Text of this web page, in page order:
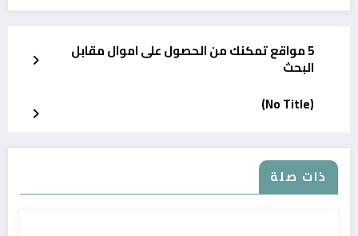
5 مواقع تمكنك من الحصول على اموال مقابل
البحث
(No Title)
ذات صلة